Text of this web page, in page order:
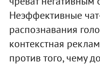
Неэффективные
распознавания
контекстная
против того, чему